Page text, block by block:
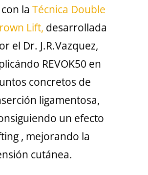
la Técnica Double
Lift, desarrollada
el Dr. J.R.Vazquez,
REVOK50 en
concretos de
ligamentosa,
un efecto
, mejorando la
cutánea.